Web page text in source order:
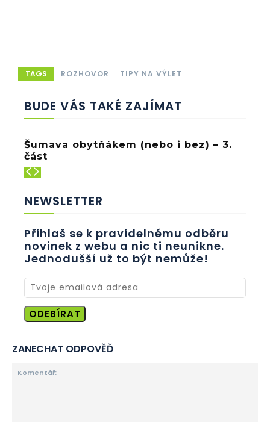
TAGS ROZHOVOR TIPY NA VÝLET
BUDE VÁS TAKÉ ZAJÍMAT
Šumava obytňákem (nebo i bez) – 3.
část
NEWSLETTER
Přihlaš se k pravidelnému odběru
novinek z webu a nic ti neunikne.
Jednodušší už to být nemůže!
ODEBÍRAT
ZANECHAT ODPOVĚĎ